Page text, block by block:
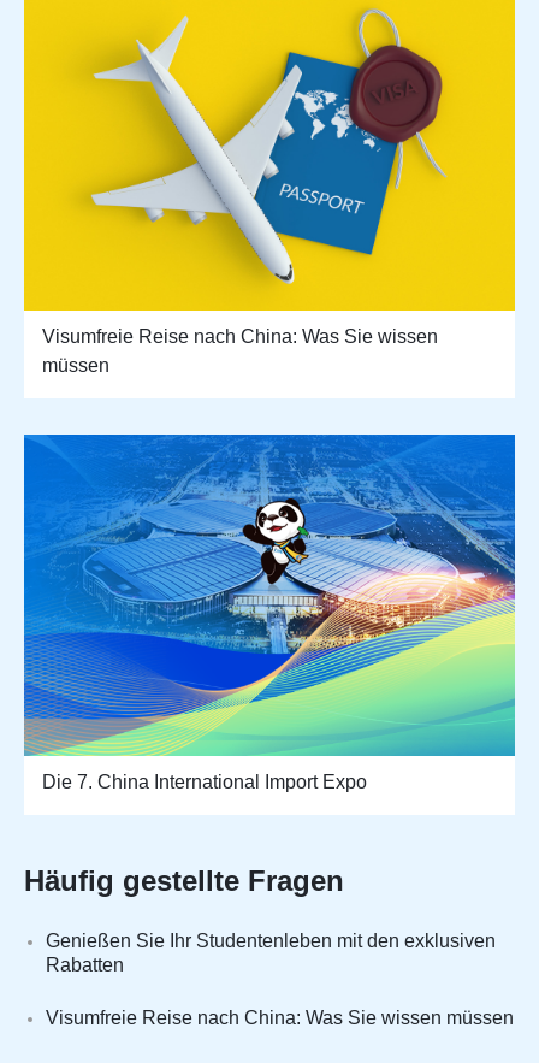
Visumfreie Reise nach China: Was Sie wissen
müssen
Die 7. China International Import Expo
Häufig gestellte Fragen
Genießen Sie Ihr Studentenleben mit den exklusiven
Rabatten
Visumfreie Reise nach China: Was Sie wissen müssen